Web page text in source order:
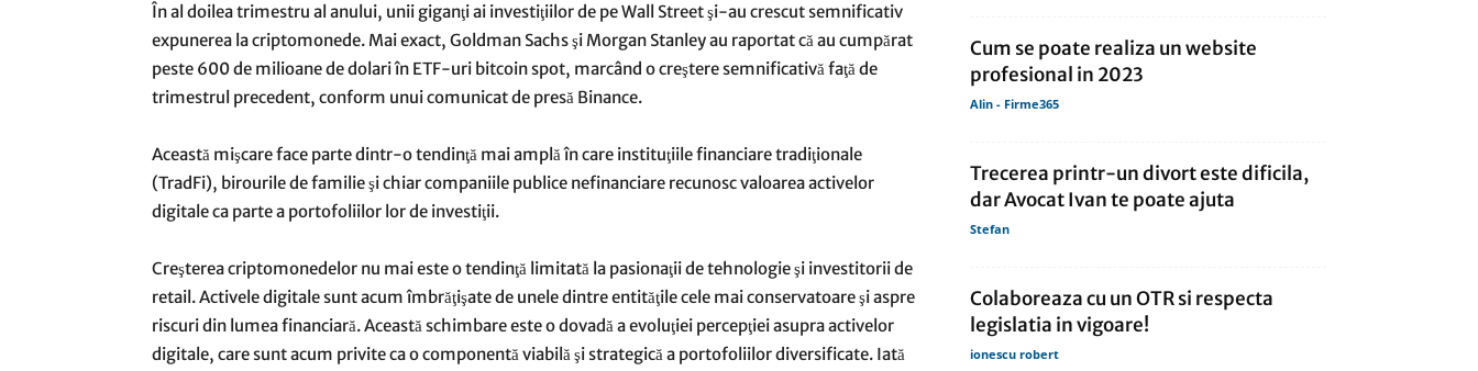
În al doilea trimestru al anului, unii giganţi ai investiţiilor de pe Wall Street şi-au crescut semnificativ
expunerea la criptomonede. Mai exact, Goldman Sachs şi Morgan Stanley au raportat că au cumpărat
peste 600 de milioane de dolari în ETF-uri bitcoin spot, marcând o creştere semnificativă faţă de
trimestrul precedent, conform unui comunicat de presă Binance.
Această mişcare face parte dintr-o tendinţă mai amplă în care instituţiile financiare tradiţionale
(TradFi), birourile de familie şi chiar companiile publice nefinanciare recunosc valoarea activelor
digitale ca parte a portofoliilor lor de investiţii.
Creşterea criptomonedelor nu mai este o tendinţă limitată la pasionaţii de tehnologie şi investitorii de
retail. Activele digitale sunt acum îmbrăţişate de unele dintre entităţile cele mai conservatoare şi aspre
riscuri din lumea financiară. Această schimbare este o dovadă a evoluţiei percepţiei asupra activelor
digitale, care sunt acum privite ca o componentă viabilă şi strategică a portofoliilor diversificate. Iată
Cum se poate realiza un website
profesional in 2023
Alin - Firme365
Trecerea printr-un divort este dificila,
dar Avocat Ivan te poate ajuta
Stefan
Colaboreaza cu un OTR si respecta
legislatia in vigoare!
ionescu robert